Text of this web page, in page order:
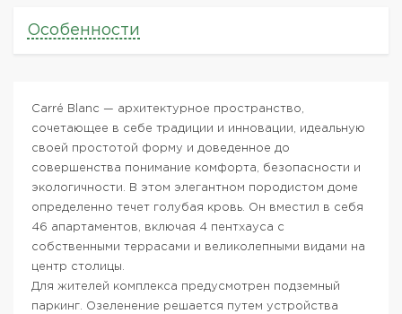
Особенности
Carré Blanc — архитектурное пространство,
сочетающее в себе традиции и инновации, идеальную
своей простотой форму и доведенное до
совершенства понимание комфорта, безопасности и
экологичности. В этом элегантном породистом доме
определенно течет голубая кровь. Он вместил в себя
46 апартаментов, включая 4 пентхауса с
собственными террасами и великолепными видами на
центр столицы.
Для жителей комплекса предусмотрен подземный
паркинг. Озеленение решается путем устройства